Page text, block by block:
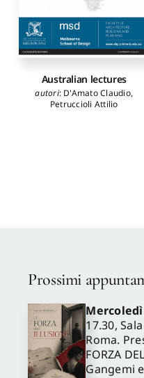
Australian lectures
autori: D'Amato Claudio,
Petruccioli Attilio
Prossimi
17.30,
Roma.
FORZA
Gangemi